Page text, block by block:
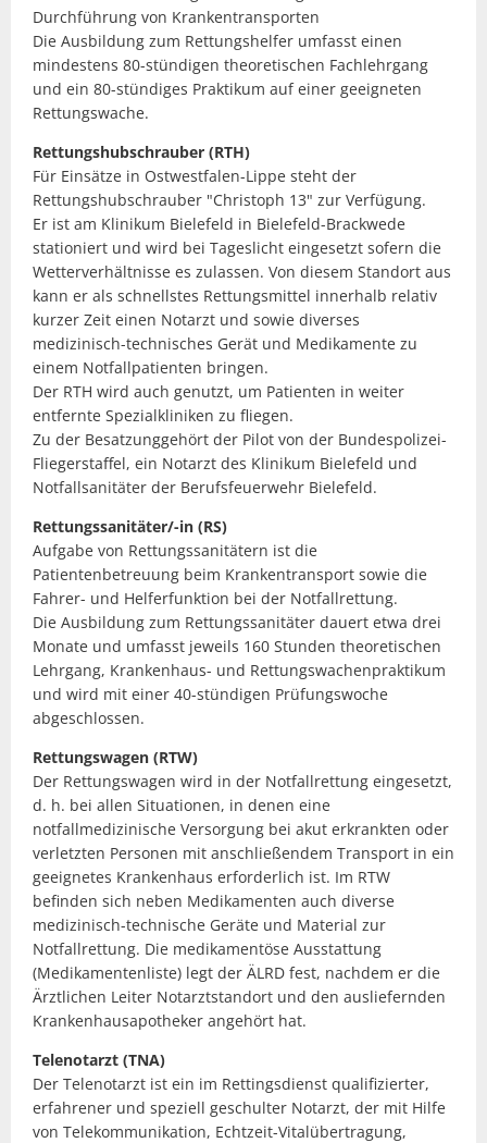
Durchführung von Krankentransporten
Die Ausbildung zum Rettungshelfer umfasst einen
mindestens 80-stündigen theoretischen Fachlehrgang
und ein 80-stündiges Praktikum auf einer geeigneten
Rettungswache.
Rettungshubschrauber (RTH)
Für Einsätze in Ostwestfalen-Lippe steht der
Rettungshubschrauber "Christoph 13" zur Verfügung.
Er ist am Klinikum Bielefeld in Bielefeld-Brackwede
stationiert und wird bei Tageslicht eingesetzt sofern die
Wetterverhältnisse es zulassen. Von diesem Standort aus
kann er als schnellstes Rettungsmittel innerhalb relativ
kurzer Zeit einen Notarzt und sowie diverses
medizinisch-technisches Gerät und Medikamente zu
einem Notfallpatienten bringen.
Der RTH wird auch genutzt, um Patienten in weiter
entfernte Spezialkliniken zu fliegen.
Zu der Besatzunggehört der Pilot von der Bundespolizei-
Fliegerstaffel, ein Notarzt des Klinikum Bielefeld und
Notfallsanitäter der Berufsfeuerwehr Bielefeld.
Rettungssanitäter/-in (RS)
Aufgabe von Rettungssanitätern ist die
Patientenbetreuung beim Krankentransport sowie die
Fahrer- und Helferfunktion bei der Notfallrettung.
Die Ausbildung zum Rettungssanitäter dauert etwa drei
Monate und umfasst jeweils 160 Stunden theoretischen
Lehrgang, Krankenhaus- und Rettungswachenpraktikum
und wird mit einer 40-stündigen Prüfungswoche
abgeschlossen.
Rettungswagen (RTW)
Der Rettungswagen wird in der Notfallrettung eingesetzt,
d. h. bei allen Situationen, in denen eine
notfallmedizinische Versorgung bei akut erkrankten oder
verletzten Personen mit anschließendem Transport in ein
geeignetes Krankenhaus erforderlich ist. Im RTW
befinden sich neben Medikamenten auch diverse
medizinisch-technische Geräte und Material zur
Notfallrettung. Die medikamentöse Ausstattung
(Medikamentenliste) legt der ÄLRD fest, nachdem er die
Ärztlichen Leiter Notarztstandort und den ausliefernden
Krankenhausapotheker angehört hat.
Telenotarzt (TNA)
Der Telenotarzt ist ein im Rettingsdienst qualifizierter,
erfahrener und speziell geschulter Notarzt, der mit Hilfe
von Telekommunikation, Echtzeit-Vitalübertragung,